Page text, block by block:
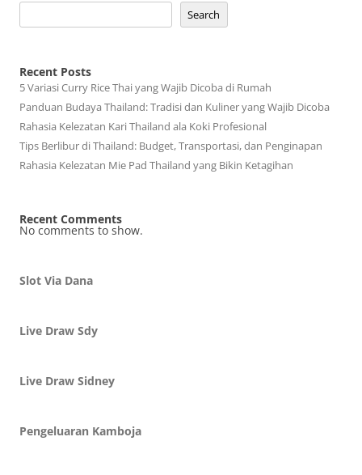
Search
Recent Posts
5 Variasi Curry Rice Thai yang Wajib Dicoba di Rumah
Panduan Budaya Thailand: Tradisi dan Kuliner yang Wajib Dicoba
Rahasia Kelezatan Kari Thailand ala Koki Profesional
Tips Berlibur di Thailand: Budget, Transportasi, dan Penginapan
Rahasia Kelezatan Mie Pad Thailand yang Bikin Ketagihan
Recent Comments
No comments to show.
Slot Via Dana
Live Draw Sdy
Live Draw Sidney
Pengeluaran Kamboja